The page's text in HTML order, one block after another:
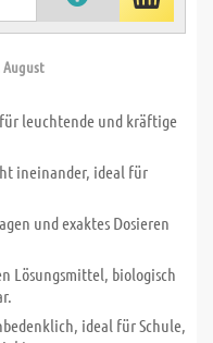
August
leuchtende und kräftige
ineinander, ideal für
und exaktes Dosieren
Lösungsmittel, biologisch
ideal für Schule,